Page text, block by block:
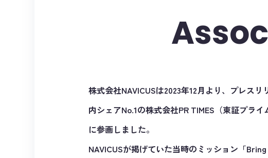
株式会社NAVICUSは2023年12月より、プレス
内シェアNo.1の株式会社PR TIMES（東証プラ
に参画しました。
NAVICUSが掲げていた当時のミッション「